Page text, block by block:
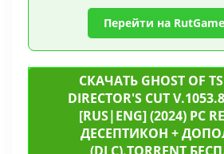
Перейти на
СКАЧАТЬ GHOST OF
DIRECTOR'S CUT
[RUS|ENG] (2024) PC
ДЕСЕПТИКОН +